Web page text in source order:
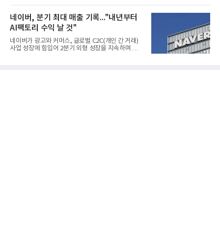
성이 개선됐다.금호석유
본격적인 시장 공략에 나선다.HD하이드로젠은 최근
한국전기안전공사(KESCO)로부터 SOFC 발전설비
‘HD250’과 ‘HD300’, 제조시설에 대한 사용전검사를
완료하고 제품 양산체계 구축했다고 밝혔다.HD250
과 HD300은 각각 249kW급과 285kW급의 중소형 발
전용 SOFC 제품이다. 이번 검사를 통해 HD하이드로
젠은 제품과 제조시설의 전기설비 안전성과 적합성을
네이버, 분기 최대 매출 기록..."내년부터
AI팩토리 수익 날 것"
네이버가 광고와 커머스, 글로벌 C2C(개인 간 거래)
사업 성장에 힘입어 2분기 외형 성장을 지속하며 역대